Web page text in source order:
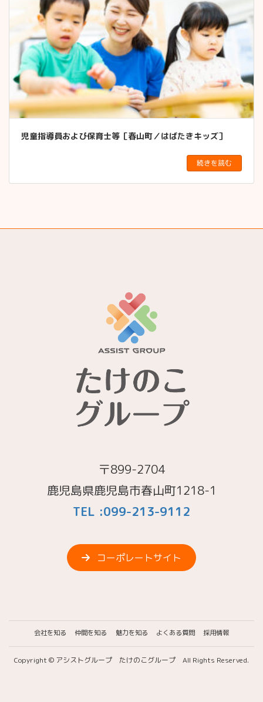
児童指導員および保育士等［春山町／はばたきキッズ］
続きを読む
〒899-2704
鹿児島県鹿児島市春山町1218-1
TEL :099-213-9112
コーポレートサイト
会社を知る 仲間を知る 魅力を知る よくある質問 採用情報
Copyright © アシストグループ たけのこグループ All Rights Reserved.